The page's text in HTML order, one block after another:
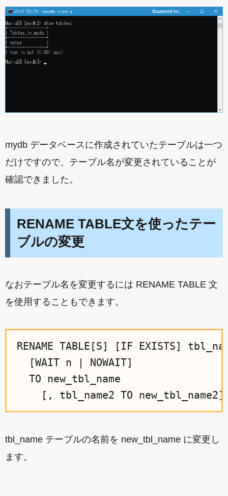
mydb データベースに作成されていたテーブルは一つ
だけですので、テーブル名が変更されていることが
確認できました。
RENAME TABLE文を使ったテー
ブルの変更
なおテーブル名を変更するには RENAME TABLE 文
を使用することもできます。
RENAME TABLE[S] [IF EXISTS]
  [WAIT n | NOWAIT]
  TO new_tbl_name
tbl_name テーブルの名前を new_tbl_name に変更し
ます。